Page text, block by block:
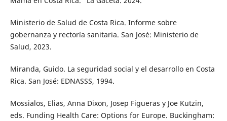
Ministerio de Salud de Costa Rica. Informe sobre
gobernanza y rectoría sanitaria. San José: Ministerio de
Salud, 2023.
Miranda, Guido. La seguridad social y el desarrollo en Costa
Rica. San José: EDNASSS, 1994.
Mossialos, Elias, Anna Dixon, Josep Figueras y Joe Kutzin,
eds. Funding Health Care: Options for Europe. Buckingham: